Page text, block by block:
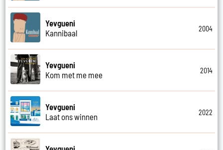
Yevgueni
Kannibaal
2004
Yevgueni
Kom met me mee
2014
Yevgueni
Laat ons winnen
2022